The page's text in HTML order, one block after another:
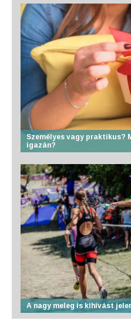
Személyes vagy praktikus?
igazán?
A nagy meleg is kihívást